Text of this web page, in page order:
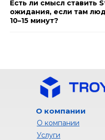
Есть ли смысл ставить
ожидания, если там
10–15 минут?
О компании
О компании
Услуги